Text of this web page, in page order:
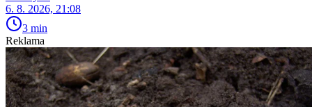
6. 8. 2026, 21:08
3 min
Reklama